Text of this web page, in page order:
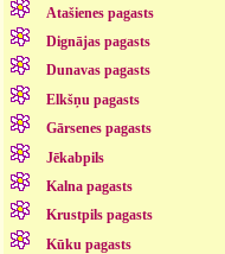
Atašienes pagasts
Dignājas pagasts
Dunavas pagasts
Elkšņu pagasts
Gārsenes pagasts
Jēkabpils
Kalna pagasts
Krustpils pagasts
Kūku pagasts